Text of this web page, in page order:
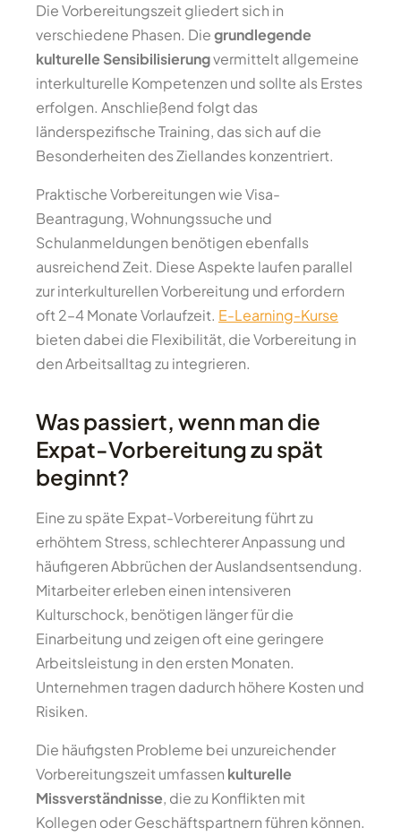
Die Vorbereitungszeit gliedert sich in
verschiedene Phasen. Diegrundlegende
kulturelle Sensibilisierungvermittelt allgemeine
interkulturelle Kompetenzen und sollte als Erstes
erfolgen. Anschließend folgt das
länderspezifische Training, das sich auf die
Besonderheiten des Ziellandes konzentriert.
Praktische Vorbereitungen wie Visa-
Beantragung, Wohnungssuche und
Schulanmeldungen benötigen ebenfalls
ausreichend Zeit. Diese Aspekte laufen parallel
zur interkulturellen Vorbereitung und erfordern
oft 2–4 Monate Vorlaufzeit. E-Learning-Kurse
bieten dabei die Flexibilität, die Vorbereitung in
den Arbeitsalltag zu integrieren.
Was passiert, wenn man die
Expat-Vorbereitung zu spät
beginnt?
Eine zu späte Expat-Vorbereitung führt zu
erhöhtem Stress, schlechterer Anpassung und
häufigeren Abbrüchen der Auslandsentsendung.
Mitarbeiter erleben einen intensiveren
Kulturschock, benötigen länger für die
Einarbeitung und zeigen oft eine geringere
Arbeitsleistung in den ersten Monaten.
Unternehmen tragen dadurch höhere Kosten und
Risiken.
Die häufigsten Probleme bei unzureichender
Vorbereitungszeit umfassen kulturelle
Missverständnisse, die zu Konflikten mit
Kollegen oder Geschäftspartnern führen können.